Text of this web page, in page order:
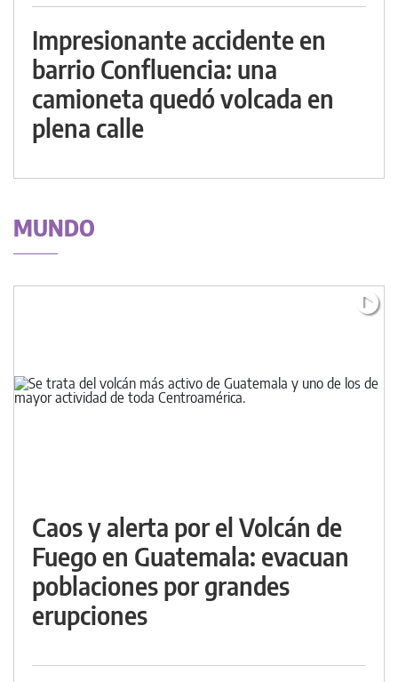
Impresionante accidente en
barrio Confluencia: una
camioneta quedó volcada en
plena calle
MUNDO
Caos y alerta por el Volcán de
Fuego en Guatemala: evacuan
poblaciones por grandes
erupciones